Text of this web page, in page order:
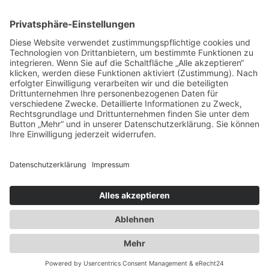
Erweiterung der Lagerfläche auf knapp
18000 qm
2018
Implementierung eines
Workflowmanagement Systems
2019
Umrüstung der kompletten Lager &
Bürofläche auf LED Beleuchtung
Corona – Wir sind Ihr verlässlicher Partner
Brexit vollzogen – Wir bieten das Zoll
Komplettpaket
2022
Erweiterung der Lagerkapazität auf
20.000qm